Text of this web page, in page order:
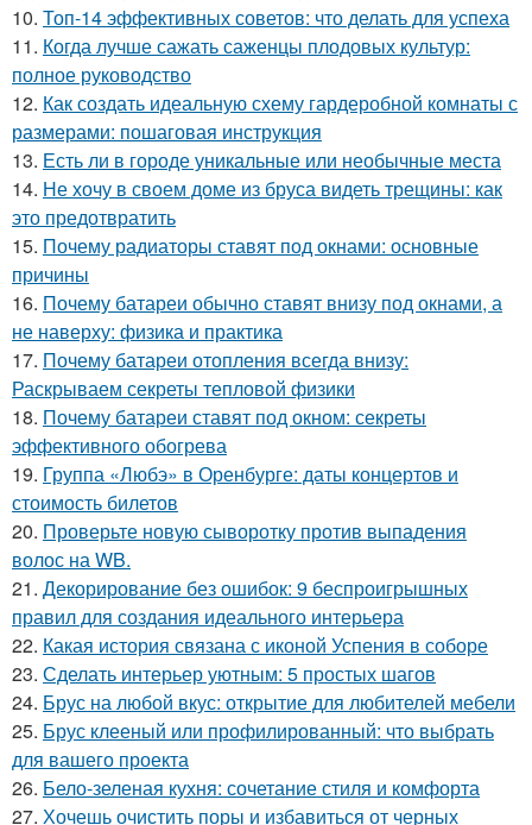
10. Топ-14 эффективных советов: что делать для успеха
11. Когда лучше сажать саженцы плодовых культур:
полное руководство
12. Как создать идеальную схему гардеробной комнаты с
размерами: пошаговая инструкция
13. Есть ли в городе уникальные или необычные места
14. Не хочу в своем доме из бруса видеть трещины: как
это предотвратить
15. Почему радиаторы ставят под окнами: основные
причины
16. Почему батареи обычно ставят внизу под окнами, а
не наверху: физика и практика
17. Почему батареи отопления всегда внизу:
Раскрываем секреты тепловой физики
18. Почему батареи ставят под окном: секреты
эффективного обогрева
19. Группа «Любэ» в Оренбурге: даты концертов и
стоимость билетов
20. Проверьте новую сыворотку против выпадения
волос на WB.
21. Декорирование без ошибок: 9 беспроигрышных
правил для создания идеального интерьера
22. Какая история связана с иконой Успения в соборе
23. Сделать интерьер уютным: 5 простых шагов
24. Брус на любой вкус: открытие для любителей мебели
25. Брус клееный или профилированный: что выбрать
для вашего проекта
26. Бело-зеленая кухня: сочетание стиля и комфорта
27. Хочешь очистить поры и избавиться от черных